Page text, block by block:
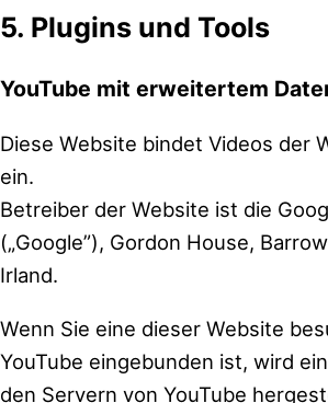
5. Plugins und Tools
YouTube mit erweitertem
Diese Website bindet Videos der
ein.
Betreiber der Website ist die
(„Google”), Gordon House,
Irland.
Wenn Sie eine dieser Website
YouTube eingebunden ist, wird
den Servern von YouTube